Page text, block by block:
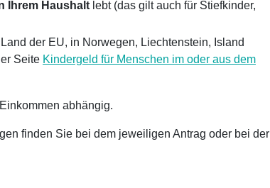
Ihrem Haushalt lebt (das gilt auch für Stiefkinder,
der EU, in Norwegen, Liechtenstein, Island
Seite Kindergeld für Menschen im oder aus dem
abhängig.
finden Sie bei dem jeweiligen Antrag oder bei der